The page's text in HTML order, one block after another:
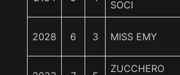
SOCI
2028 6 3 MISS EMY
ZUCCHERO